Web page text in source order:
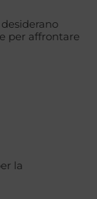
per affrontare
la